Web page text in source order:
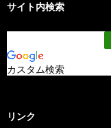
サイト内検索
カスタム検索
リンク